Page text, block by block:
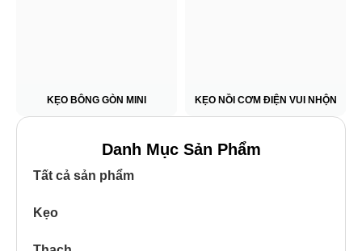
KẸO BÔNG GÒN MINI KẸO NỒI CƠM ĐIỆN VUI NHỘN
Danh Mục Sản Phẩm
Tất cả sản phẩm
Kẹo